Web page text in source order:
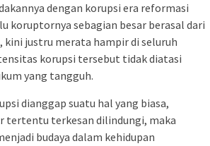
dengan korupsi era reformasi
koruptornya sebagian besar berasal dari
justru merata hampir di seluruh
korupsi tersebut tidak diatasi
yang tangguh.
dianggap suatu hal yang biasa,
tertentu terkesan dilindungi, maka
budaya dalam kehidupan